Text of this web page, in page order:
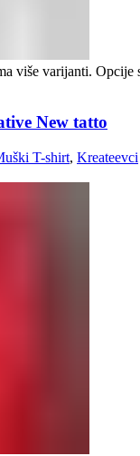
više varijanti. Opcije
New tatto
T-shirt, Kreateevci